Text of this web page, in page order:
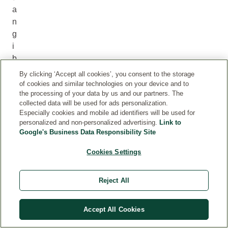
a
n
g
i
b
By clicking ‘Accept all cookies’, you consent to the storage
of cookies and similar technologies on your device and to
the processing of your data by us and our partners. The
collected data will be used for ads personalization.
Especially cookies and mobile ad identifiers will be used for
personalized and non-personalized advertising. Link to
Google's Business Data Responsibility Site
Cookies Settings
Reject All
Accept All Cookies